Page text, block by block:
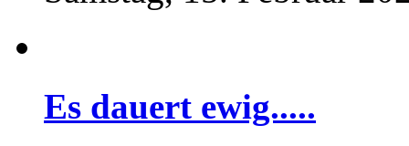
Es dauert ewig.....